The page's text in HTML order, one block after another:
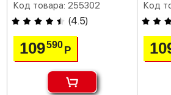
Код товара: 255302
(4.5)
109590Р
Код